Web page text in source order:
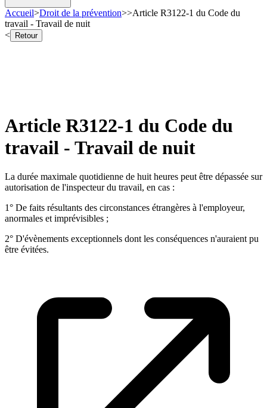
Accueil>Droit de la prévention>>Article R3122-1 du Code du
travail - Travail de nuit
<
Retour
Article R3122-1 du Code du
travail - Travail de nuit
La durée maximale quotidienne de huit heures peut être dépassée sur
autorisation de l'inspecteur du travail, en cas :
1° De faits résultants des circonstances étrangères à l'employeur,
anormales et imprévisibles ;
2° D'évènements exceptionnels dont les conséquences n'auraient pu
être évitées.